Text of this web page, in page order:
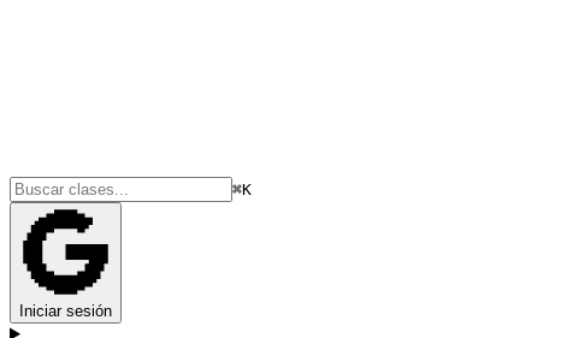
⌘K
Iniciar sesión